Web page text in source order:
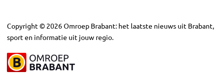
Copyright © 2026Omroep Brabant: het laatste nieuws uit Brabant,
sport en informatie uit jouw regio.